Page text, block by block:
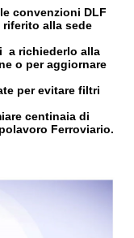
convenzioni DLF
alla sede
a richiederlo alla
o per aggiornare
per evitare filtri
centinaia di
Ferroviario.